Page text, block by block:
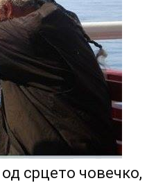
срцето човечко,